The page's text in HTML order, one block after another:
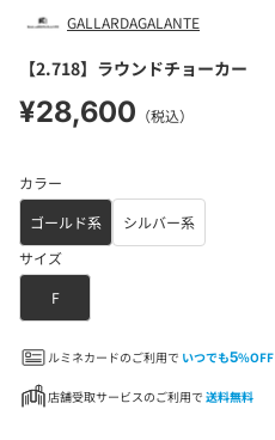
GALLARDAGALANTE
【2.718】ラウンドチョーカー
¥28,600 （税込）
カラー
ゴールド系
シルバー系
サイズ
F
ルミネカードのご利用で いつでも5%OFF
店舗受取サービスのご利用で 送料無料